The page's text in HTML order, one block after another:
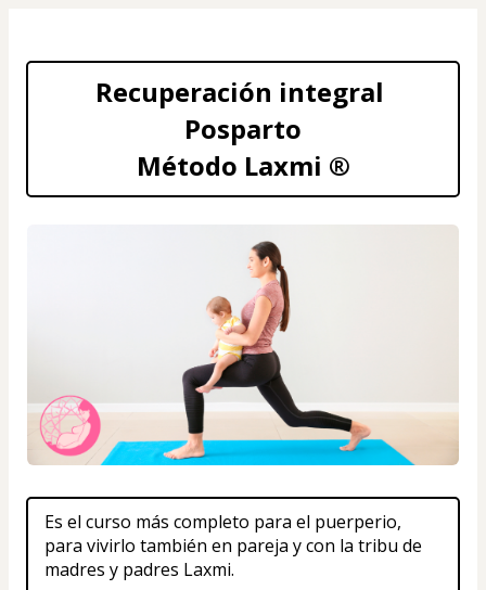
Recuperación integral
Posparto
Método Laxmi ®
Es el curso más completo para el puerperio,
para vivirlo también en pareja y con la tribu de
madres y padres Laxmi.